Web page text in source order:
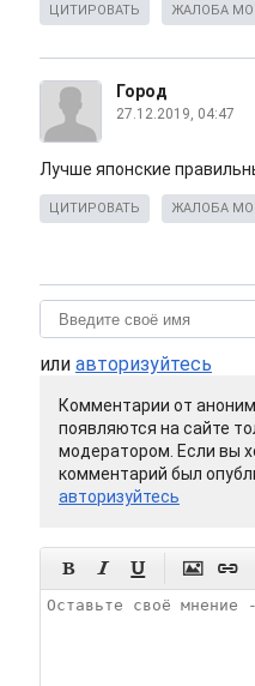
ЦИТИРОВАТЬ ЖАЛОБА
Город
27.12.2019, 04:47
Лучше японские
ЦИТИРОВАТЬ ЖАЛОБА
или авторизуйтесь
Комментарии от
появляются на сайте
модератором. Если вы
комментарий был
авторизуйтесь
    